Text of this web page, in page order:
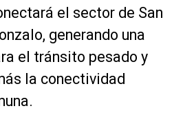
el sector de San
generando una
el tránsito pesado y
la conectividad